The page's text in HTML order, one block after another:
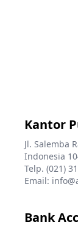
Kantor
Jl. Salemba
Indonesia
Telp. (021)
Email:
Bank